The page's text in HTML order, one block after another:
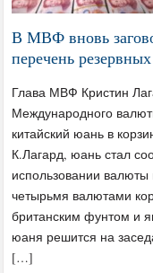
В МВФ вновь
перечень
Глава МВФ Кристин
Международного
китайский юань в
К.Лагард, юань стал
использовании
четырьмя валютами
британским фунтом и
юаня решится на
[…]